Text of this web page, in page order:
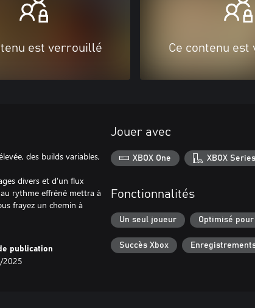
est verrouillé Ce contenu
des builds variables,
divers et d'un flux
rythme effréné mettra à
frayez un chemin à
publication
2025
Jouer avec
XBOX One XBOX
Fonctionnalités
Un seul joueur Optimisé
Succès Xbox